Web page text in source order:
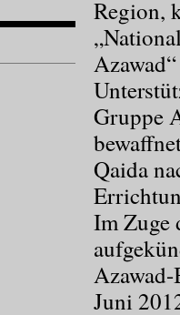
Region,
Gruppe
Qaida
Im Zuge
Juni